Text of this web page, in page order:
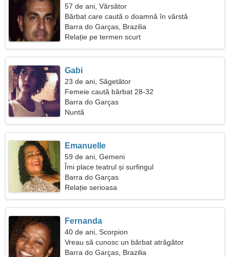
57 de ani, Vărsător
Bărbat care caută o doamnă în vârstă
Barra do Garças, Brazilia
Relație pe termen scurt
Gabi
23 de ani, Săgetător
Femeie caută bărbat 28-32
Barra do Garças
Nuntă
Emanuelle
59 de ani, Gemeni
Îmi place teatrul și surfingul
Barra do Garças
Relație serioasa
Fernanda
40 de ani, Scorpion
Vreau să cunosc un bărbat atrăgător
Barra do Garças, Brazilia